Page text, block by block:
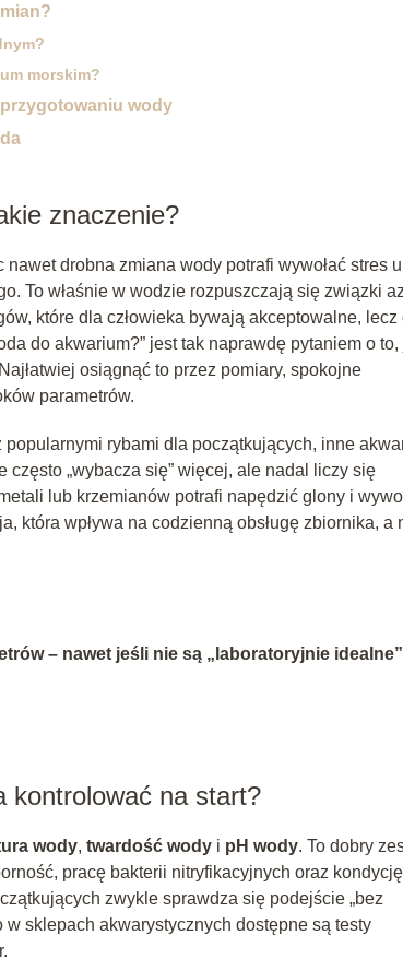
morskim?
wody
znaczenie?
drobna zmiana wody potrafi wywołać stres
To właśnie w wodzie rozpuszczają się związki
które dla człowieka bywają akceptowalne, lecz
do akwarium?” jest tak naprawdę pytaniem o to,
osiągnąć to przez pomiary, spokojne
parametrów.
rybami dla początkujących, inne
„wybacza się” więcej, ale nadal liczy się
lub krzemianów potrafi napędzić glony i
która wpływa na codzienną obsługę zbiornika, a
– nawet jeśli nie są „laboratoryjnie idealne”
kontrolować na start?
wody, twardość wody i pH wody. To dobry
pracę bakterii nitryfikacyjnych oraz kondycję
zwykle sprawdza się podejście „bez
w sklepach akwarystycznych dostępne są testy